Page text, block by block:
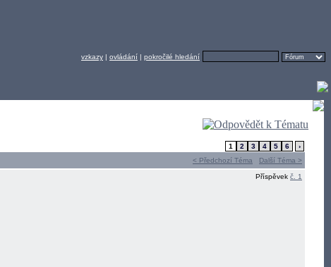
vzkazy | ovládání | pokročilé hledání
1 2 3 4 5 6
›
< Předchozí Téma Další Téma >
Příspěvek č. 1